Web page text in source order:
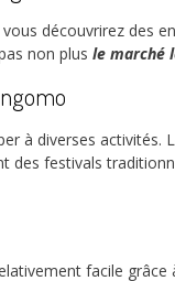
vous découvrirez des
non plus le marché
à diverses activités.
des festivals
facile